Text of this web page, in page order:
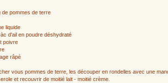
de pommes de terre
liquide
d'ail en poudre déshydraté
poivre
râpé
vous pommes de terre, les découper en rondelles avec une
et recouvrir de moitié lait - moitié crème.